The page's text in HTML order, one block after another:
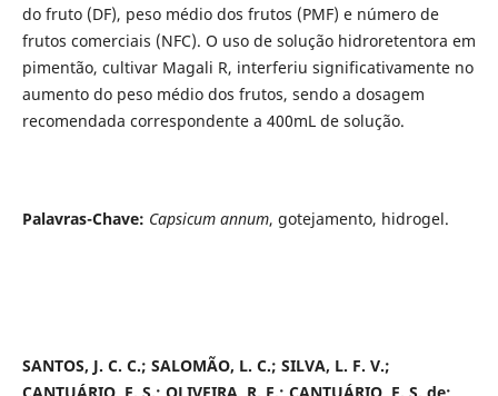
do fruto (DF), peso médio dos frutos (PMF) e número de
frutos comerciais (NFC). O uso de solução hidroretentora em
pimentão, cultivar Magali R, interferiu significativamente no
aumento do peso médio dos frutos, sendo a dosagem
recomendada correspondente a 400mL de solução.
Palavras-Chave: Capsicum annum, gotejamento, hidrogel.
SANTOS, J. C. C.; SALOMÃO, L. C.; SILVA, L. F. V.;